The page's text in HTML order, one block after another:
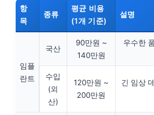
항
목
종류
평균 비용
(1개 기준)
설명
임플
란트
국산
90만원 ~
140만원
우수한
수입
(외
산)
120만원 ~
200만원
긴 임상